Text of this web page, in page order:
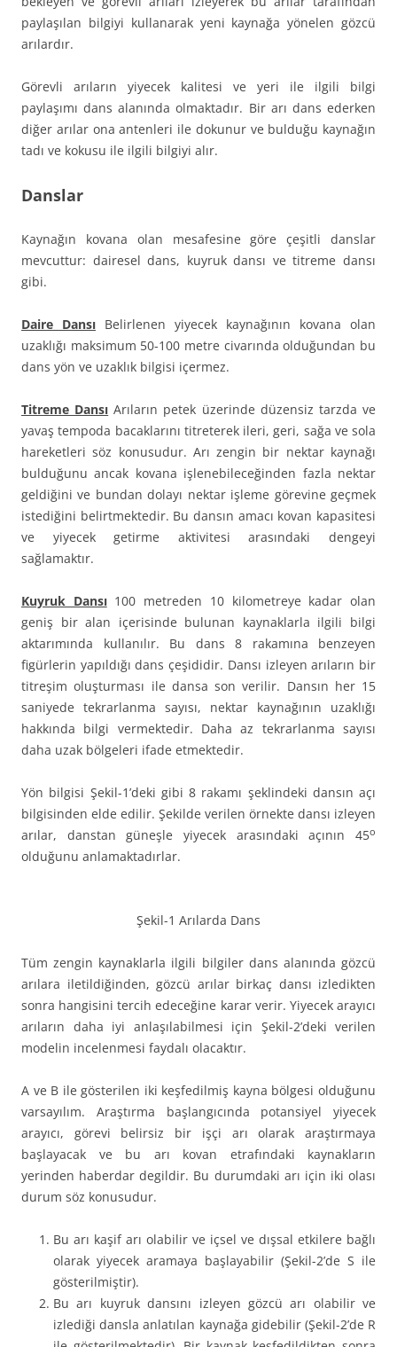
paylaşılan bilgiyi kullanarak yeni kaynağa yönelen gözcü
arılardır.
Görevli arıların yiyecek kalitesi ve yeri ile ilgili bilgi
paylaşımı dans alanında olmaktadır. Bir arı dans ederken
diğer arılar ona antenleri ile dokunur ve bulduğu kaynağın
tadı ve kokusu ile ilgili bilgiyi alır.
Danslar
Kaynağın kovana olan mesafesine göre çeşitli danslar
mevcuttur: dairesel dans, kuyruk dansı ve titreme dansı
gibi.
Daire Dansı Belirlenen yiyecek kaynağının kovana olan
uzaklığı maksimum 50-100 metre civarında olduğundan bu
dans yön ve uzaklık bilgisi içermez.
Titreme Dansı Arıların petek üzerinde düzensiz tarzda ve
yavaş tempoda bacaklarını titreterek ileri, geri, sağa ve sola
hareketleri söz konusudur. Arı zengin bir nektar kaynağı
bulduğunu ancak kovana işlenebileceğinden fazla nektar
geldiğini ve bundan dolayı nektar işleme görevine geçmek
istediğini belirtmektedir. Bu dansın amacı kovan kapasitesi
ve yiyecek getirme aktivitesi arasındaki dengeyi
sağlamaktır.
Kuyruk Dansı100 metreden 10 kilometreye kadar olan
geniş bir alan içerisinde bulunan kaynaklarla ilgili bilgi
aktarımında kullanılır. Bu dans 8 rakamına benzeyen
figürlerin yapıldığı dans çeşididir. Dansı izleyen arıların bir
titreşim oluşturması ile dansa son verilir. Dansın her 15
saniyede tekrarlanma sayısı, nektar kaynağının uzaklığı
hakkında bilgi vermektedir. Daha az tekrarlanma sayısı
daha uzak bölgeleri ifade etmektedir.
Yön bilgisi Şekil-1’deki gibi 8 rakamı şeklindeki dansın açı
bilgisinden elde edilir. Şekilde verilen örnekte dansı izleyen
arılar, danstan güneşle yiyecek arasındaki açının 45o
olduğunu anlamaktadırlar.
Şekil-1 Arılarda Dans
Tüm zengin kaynaklarla ilgili bilgiler dans alanında gözcü
arılara iletildiğinden, gözcü arılar birkaç dansı izledikten
sonra hangisini tercih edeceğine karar verir. Yiyecek arayıcı
arıların daha iyi anlaşılabilmesi için Şekil-2’deki verilen
modelin incelenmesi faydalı olacaktır.
A ve B ile gösterilen iki keşfedilmiş kayna bölgesi olduğunu
varsayılım. Araştırma başlangıcında potansiyel yiyecek
arayıcı, görevi belirsiz bir işçi arı olarak araştırmaya
başlayacak ve bu arı kovan etrafındaki kaynakların
yerinden haberdar degildir. Bu durumdaki arı için iki olası
durum söz konusudur.
Bu arı kaşif arı olabilir ve içsel ve dışsal etkilere bağlı
olarak yiyecek aramaya başlayabilir (Şekil-2’de S ile
gösterilmiştir).
Bu arı kuyruk dansını izleyen gözcü arı olabilir ve
izlediği dansla anlatılan kaynağa gidebilir (Şekil-2’de R